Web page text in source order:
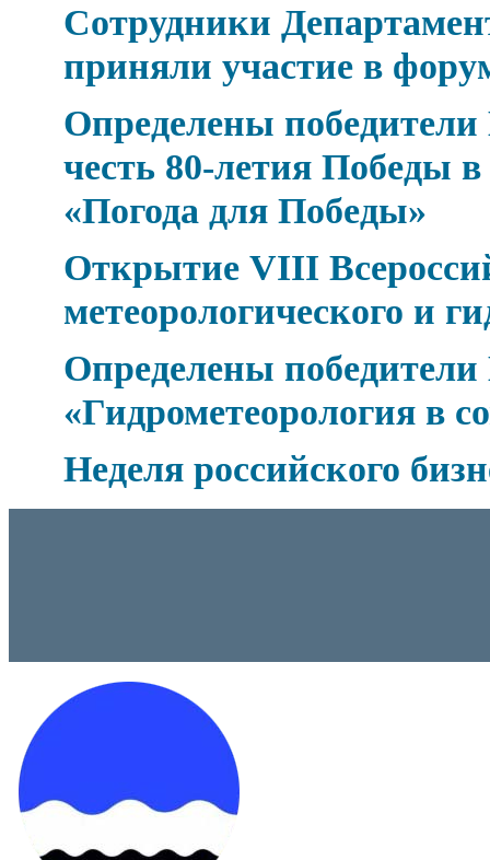
Сотрудники
приняли участие в
Определены победители
честь 80-летия Победы
«Погода для Победы»
Открытие VIII
метеорологического и
Определены победители
«Гидрометеорология в
Неделя российского